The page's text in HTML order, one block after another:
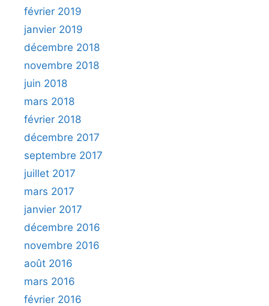
février 2019
janvier 2019
décembre 2018
novembre 2018
juin 2018
mars 2018
février 2018
décembre 2017
septembre 2017
juillet 2017
mars 2017
janvier 2017
décembre 2016
novembre 2016
août 2016
mars 2016
février 2016